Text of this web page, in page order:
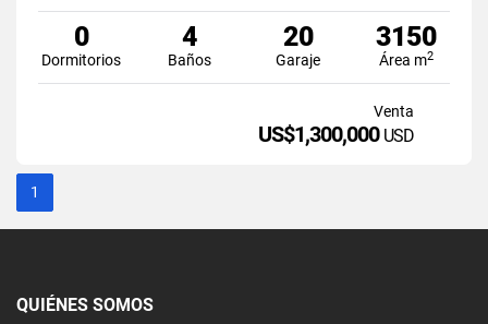
0
Dormitorios
4
Baños
20
Garaje
3150
Área m2
Venta
US$1,300,000 USD
1
QUIÉNES SOMOS